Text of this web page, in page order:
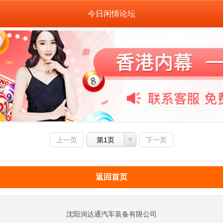
今日闲情论坛
上一页 第1页 下一页
返回首页
沈阳润达通汽车装备有限公司